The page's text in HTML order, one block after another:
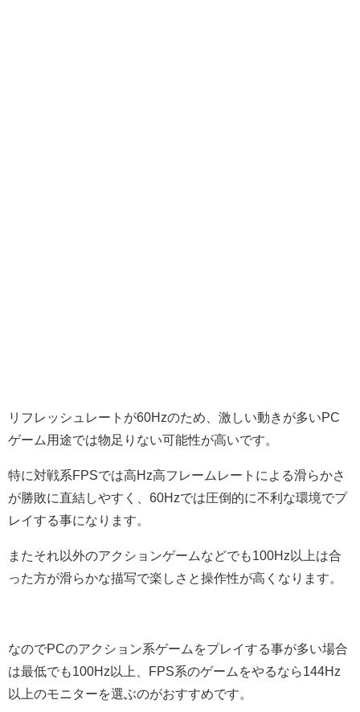
リフレッシュレートが60Hzのため、激しい動きが多いPC
ゲーム用途では物足りない可能性が高いです。
特に対戦系FPSでは高Hz高フレームレートによる滑らかさ
が勝敗に直結しやすく、60Hzでは圧倒的に不利な環境でプ
レイする事になります。
またそれ以外のアクションゲームなどでも100Hz以上は合
った方が滑らかな描写で楽しさと操作性が高くなります。
なのでPCのアクション系ゲームをプレイする事が多い場合
は最低でも100Hz以上、FPS系のゲームをやるなら144Hz
以上のモニターを選ぶのがおすすめです。